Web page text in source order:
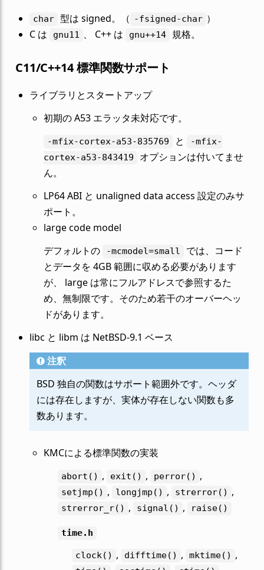
char 型は signed。（ -fsigned-char ）
C は
gnu11 、 C++ は gnu++14 規格。
C11/C++14 標準関数サポート
ライブラリとスタートアップ
初期の A53 エラッタ未対応です。
-mfix-cortex-a53-835769 と
-mfix-
cortex-a53-843419
オプションは付いてませ
ん。
LP64 ABI と unaligned data access 設定のみサ
ポート。
large code model
デフォルトの
-mcmodel=small
では、コード
とデータを 4GB 範囲に収める必要があります
が、 large は常にフルアドレスで参照するた
め、無制限です。そのため若干のオーバーヘッ
ドがあります。
libc と libm は NetBSD-9.1 ベース
注釈
BSD 独自の関数はサポート範囲外です。ヘッダ
には存在しますが、実体が存在しない関数も多
数あります。
KMCによる標準関数の実装
abort() , exit() , perror() ,
setjmp() , longjmp() , strerror() ,
strerror_r() , signal() , raise()
time.h
clock() , difftime() , mktime() ,